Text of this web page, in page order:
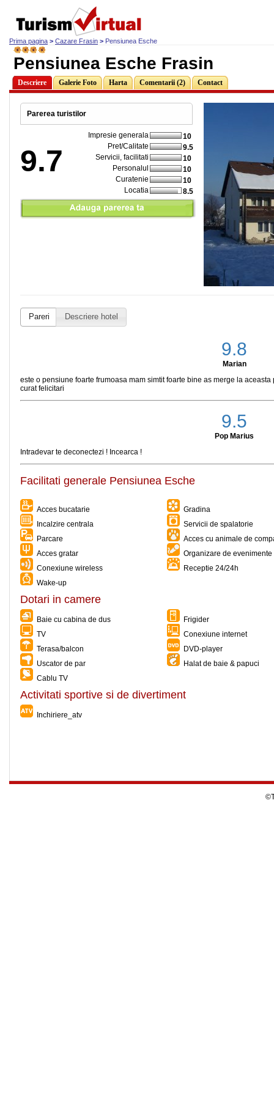
Prima pagina > Cazare Frasin > Pensiunea Esche
Pensiunea Esche Frasin
Descriere Galerie Foto Harta Comentarii (2) Contact
Parerea turistilor
9.7
Impresie generala
10
Pret/Calitate
9.5
Servicii, facilitati
10
Personalul
10
Curatenie
10
Locatia
8.5
Pareri Descriere hotel
9.8
Marian
este o pensiune foarte frumoasa mam simtit foarte bine as merge la
curat felicitari
9.5
Pop Marius
Intradevar te deconectezi ! Incearca !
Facilitati generale Pensiunea Esche
Acces bucatarie
Gradina
Incalzire centrala
Servicii de spalatorie
Parcare
Acces cu animale de
Acces gratar
Organizare de
Conexiune wireless
Receptie 24/24h
Wake-up
Dotari in camere
Baie cu cabina de dus
Frigider
TV
Conexiune internet
Terasa/balcon
DVD-player
Uscator de par
Halat de baie & papuci
Cablu TV
Activitati sportive si de divertiment
Inchiriere_atv